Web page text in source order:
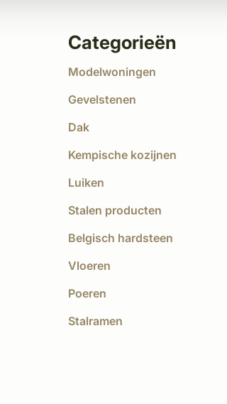
Categorieën
Modelwoningen
Gevelstenen
Dak
Kempische kozijnen
Luiken
Stalen producten
Belgisch hardsteen
Vloeren
Poeren
Stalramen